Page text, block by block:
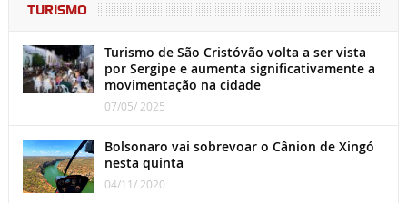
TURISMO
Turismo de São Cristóvão volta a ser vista
por Sergipe e aumenta significativamente a
movimentação na cidade
07/05/ 2025
Bolsonaro vai sobrevoar o Cânion de Xingó
nesta quinta
04/11/ 2020